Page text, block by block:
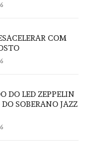
COM
DO LED ZEPPELIN
SOBERANO JAZZ